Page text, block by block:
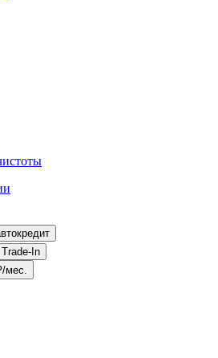
автокредит
на Trade-In
мес.